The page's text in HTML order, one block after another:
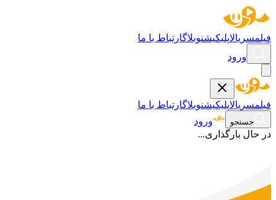
فیلمسریالاپلیکیشنوبلاگارتباط با ما
ورود
فیلمسریالاپلیکیشنوبلاگارتباط با ما
جستجو
ورود
در حال بارگذاری...